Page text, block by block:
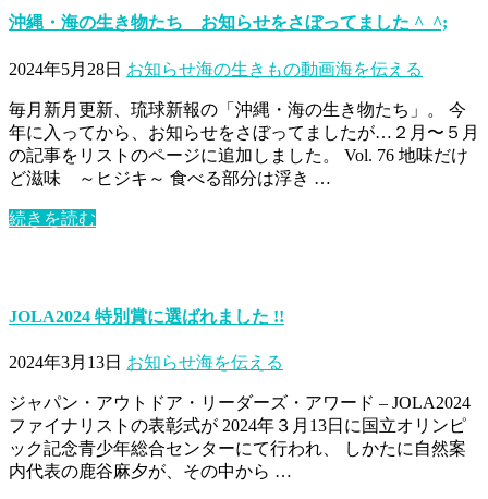
沖縄・海の生き物たち お知らせをさぼってました ^_^;
2024年5月28日 お知らせ海の生きもの動画海を伝える
毎月新月更新、琉球新報の「沖縄・海の生き物たち」。 今
年に入ってから、お知らせをさぼってましたが…２月〜５月
の記事をリストのページに追加しました。 Vol. 76 地味だけ
ど滋味 ～ヒジキ～ 食べる部分は浮き …
続きを読む
JOLA2024 特別賞に選ばれました !!
2024年3月13日 お知らせ海を伝える
ジャパン・アウトドア・リーダーズ・アワード – JOLA2024
ファイナリストの表彰式が 2024年３月13日に国立オリンピ
ック記念青少年総合センターにて行われ、 しかたに自然案
内代表の鹿谷麻夕が、その中から …